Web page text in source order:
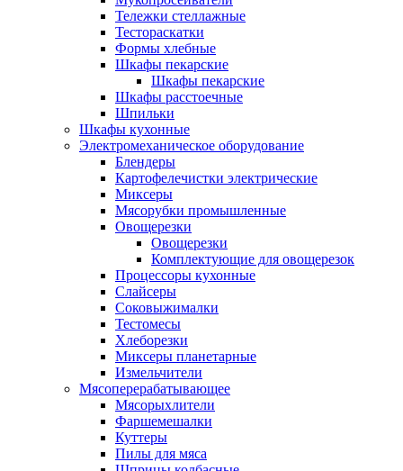
Тележки стеллажные
Тестораскатки
Формы хлебные
Шкафы пекарские
Шкафы пекарские
Шкафы расстоечные
Шпильки
Шкафы кухонные
Электромеханическое оборудование
Блендеры
Картофелечистки электрические
Миксеры
Мясорубки промышленные
Овощерезки
Овощерезки
Комплектующие для овощерезок
Процессоры кухонные
Слайсеры
Соковыжималки
Тестомесы
Хлеборезки
Миксеры планетарные
Измельчители
Мясоперерабатывающее
Мясорыхлители
Фаршемешалки
Куттеры
Пилы для мяса